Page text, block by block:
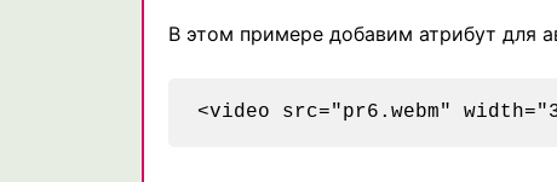
В этом примере добавим атрибут для